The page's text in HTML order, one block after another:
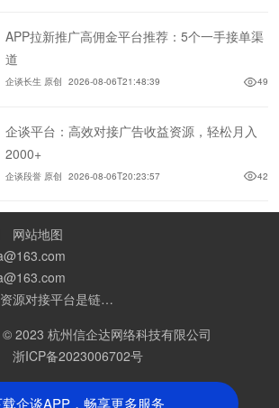
APP拉新推广高佣金平台推荐：5个一手接单渠
道
企谈长生 原创 2026-08-06T21:48:39 49
企谈平台：高效对接广告收益资源，轻松月入
2000+
企谈段誉 原创 2026-08-06T20:23:57 42
企谈APP，畅享更多服务
网站地图
平台介绍：企谈商务资源对接平台是链接资源人脉与客户的平台,也是地推app接任务平台、地推拉新团队接单平台。平台汇聚100W+商务资源，地推拉新、APP推广、BD异业合作等业务可免费发布。同时全国的地推团队和个人都可在地推接单平台找到赚钱项目和分享交流地推问题。
2023 杭州信企达网络科技有限公司
浙ICP备2023006702号